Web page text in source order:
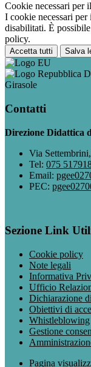
Cookie necessari per
I cookie necessari per
disabilitati. È
policy.
Accetta tutti Salva
Girasole
Contatti
Direzione Didattica
Via
Tel: 075
Email:
PEC:
Sezione Link
Cookie policy
Note legali
Informativa
Ufficio
Dichiarazione
Obiettivi di
Whistleblowing
Gestione
Pagina